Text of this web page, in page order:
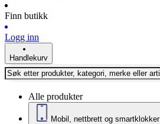
Finn butikk
Logg inn
Handlekurv
Alle produkter
Mobil, nettbrett og smartklokker